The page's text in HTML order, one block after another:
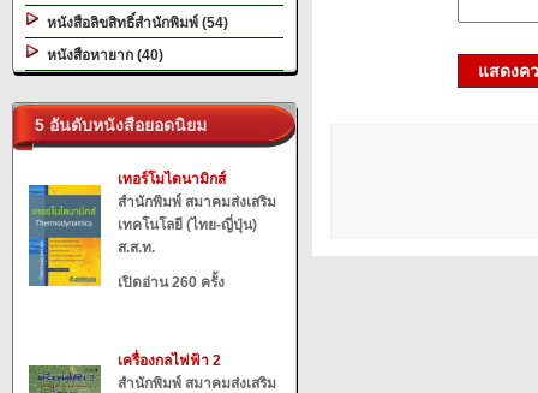
หนังสือลิขสิทธิ์สำนักพิมพ์ (54)
หนังสือหายาก (40)
5 อันดับหนังสือยอดนิยม
เทอร์โมไดนามิกส์
สำนักพิมพ์ สมาคมส่งเสริม
เทคโนโลยี (ไทย-ญี่ปุ่น)
ส.ส.ท.
เปิดอ่าน 260 ครั้ง
เครื่องกลไฟฟ้า 2
สำนักพิมพ์ สมาคมส่งเสริม
แสดงค